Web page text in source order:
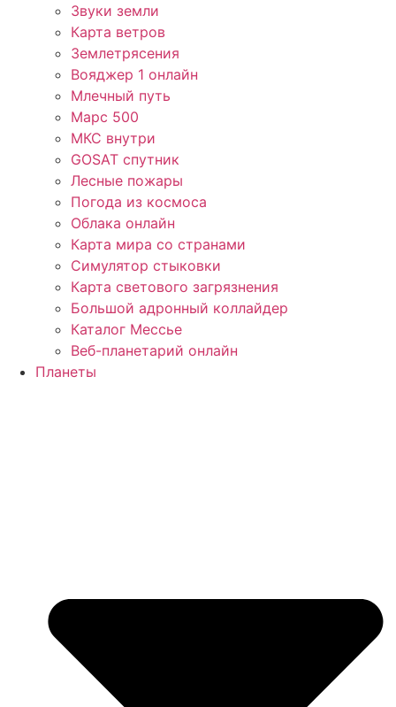
Звуки земли
Карта ветров
Землетрясения
Вояджер 1 онлайн
Млечный путь
Марс 500
МКС внутри
GOSAT спутник
Лесные пожары
Погода из космоса
Облака онлайн
Карта мира со странами
Симулятор стыковки
Карта светового загрязнения
Большой адронный коллайдер
Каталог Мессье
Веб-планетарий онлайн
Планеты